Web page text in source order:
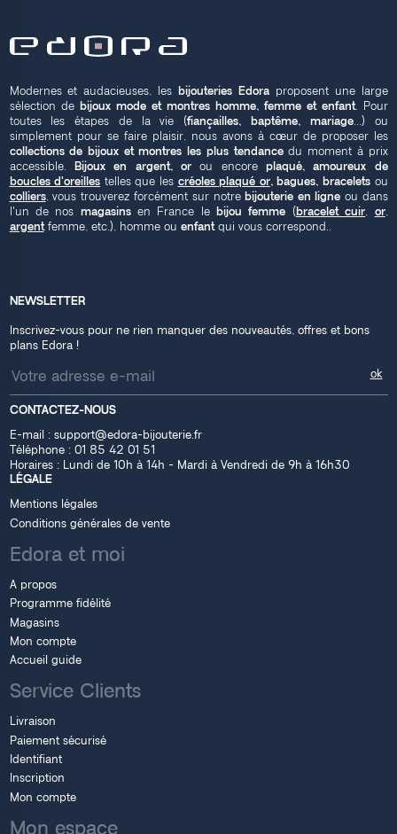
Modernes et audacieuses, les bijouteries Edoraproposent une large
sélection de bijoux mode et montres homme, femme et enfant. Pour
toutes les étapes de la vie (fiançailles, baptême, mariage...) ou
simplement pour se faire plaisir, nous avons à cœur de proposer les
collections de bijoux et montres les plus tendancedu moment à prix
accessible. Bijoux en argent, orou encore plaqué, amoureux de
boucles d'oreilles telles que les créoles plaqué or, bagues, braceletsou
colliers, vous trouverez forcément sur notrebijouterie en ligne ou dans
l'un de nos magasinsen France lebijou femme (bracelet cuir or,
argentfemme, etc.), homme ou enfantqui vous correspond..
NEWSLETTER
Inscrivez-vous pour ne rien manquer des nouveautés, offres et bons
plans Edora !
CONTACTEZ-NOUS
E-mail : support@edora-bijouterie.fr
Téléphone : 01 85 42 01 51
Horaires : Lundi de 10h à 14h - Mardi à Vendredi de 9h à 16h30
LÉGALE
Mentions légales
Conditions générales de vente
Edora et moi
A propos
Programme fidélité
Magasins
Mon compte
Accueil guide
Service Clients
Livraison
Paiement sécurisé
Identifiant
Inscription
Mon compte
Mon espace